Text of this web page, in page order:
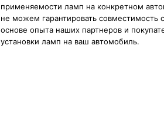
применяемости ламп на конкретном
не можем гарантировать совместимость
основе опыта наших партнеров и
установки ламп на ваш автомобиль.